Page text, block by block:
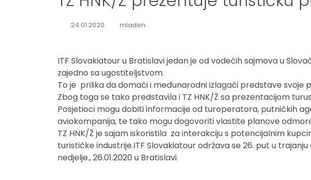
24.01.2020. mladen
ITF Slovakiatour u Bratislavi jedan je od vodećih sajmova u
zajedno sa ugostiteljstvom.
To je prilika da domaći i međunarodni izlagači predstave svoje
Zbog toga se tako predstavila i TZ HNK/Ž sa prezentacijom
Posjetioci mogu dobiti informacije od turoperatora, putničkih
aviokompanija, te tako mogu dogovoriti vlastite planove
TZ HNK/Ž je sajam iskoristila za interakciju s potencijalnim
turističke industrije.ITF Slovakiatour održava se 26. put u trajanju
nedjelje., 26.01.2020 u Bratislavi.